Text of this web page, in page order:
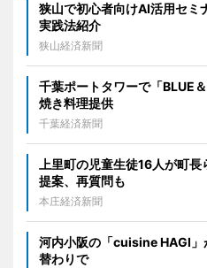
狭山で初心者向けAI活用セ
実践法紹介
狭山経済新聞
千葉ポートタワーで「BLUE
焼き料理提供
千葉経済新聞
上里町の児童生徒16人が町
提案、再質問も
本庄経済新聞
河内小阪の「cuisine HAGI
替わりで